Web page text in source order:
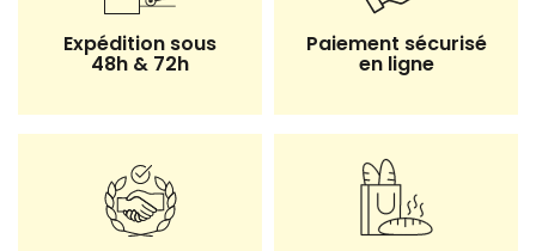
Expédition sous
48h & 72h
Paiement sécurisé
en ligne